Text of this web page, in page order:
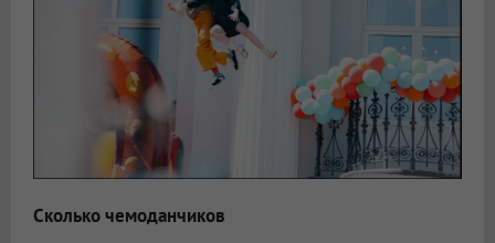
Сколько чемоданчиков